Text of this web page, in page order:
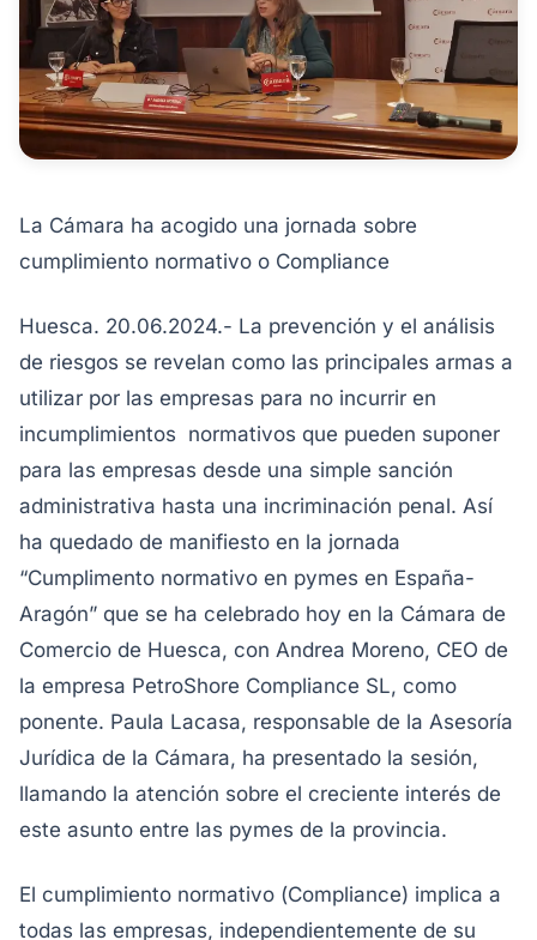
La Cámara ha acogido una jornada sobre
cumplimiento normativo o Compliance
Huesca. 20.06.2024.- La prevención y el análisis
de riesgos se revelan como las principales armas a
utilizar por las empresas para no incurrir en
incumplimientos normativos que pueden suponer
para las empresas desde una simple sanción
administrativa hasta una incriminación penal. Así
ha quedado de manifiesto en la jornada
“Cumplimento normativo en pymes en España-
Aragón” que se ha celebrado hoy en la Cámara de
Comercio de Huesca, con Andrea Moreno, CEO de
la empresa PetroShore Compliance SL, como
ponente. Paula Lacasa, responsable de la Asesoría
Jurídica de la Cámara, ha presentado la sesión,
llamando la atención sobre el creciente interés de
este asunto entre las pymes de la provincia.
El cumplimiento normativo (Compliance) implica a
todas las empresas, independientemente de su